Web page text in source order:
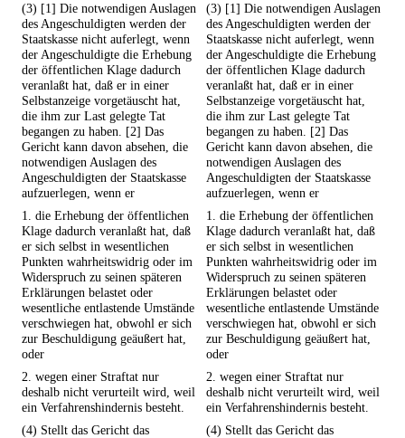
(3) [1] Die notwendigen Auslagen
des Angeschuldigten werden der
Staatskasse nicht auferlegt, wenn
der Angeschuldigte die Erhebung
der öffentlichen Klage dadurch
veranlaßt hat, daß er in einer
Selbstanzeige vorgetäuscht hat,
die ihm zur Last gelegte Tat
begangen zu haben. [2] Das
Gericht kann davon absehen, die
notwendigen Auslagen des
Angeschuldigten der Staatskasse
aufzuerlegen, wenn er
(3) [1] Die notwendigen Auslagen
des Angeschuldigten werden der
Staatskasse nicht auferlegt, wenn
der Angeschuldigte die Erhebung
der öffentlichen Klage dadurch
veranlaßt hat, daß er in einer
Selbstanzeige vorgetäuscht hat,
die ihm zur Last gelegte Tat
begangen zu haben. [2] Das
Gericht kann davon absehen, die
notwendigen Auslagen des
Angeschuldigten der Staatskasse
aufzuerlegen, wenn er
1. die Erhebung der öffentlichen
Klage dadurch veranlaßt hat, daß
er sich selbst in wesentlichen
Punkten wahrheitswidrig oder im
Widerspruch zu seinen späteren
Erklärungen belastet oder
wesentliche entlastende Umstände
verschwiegen hat, obwohl er sich
zur Beschuldigung geäußert hat,
oder
1. die Erhebung der öffentlichen
Klage dadurch veranlaßt hat, daß
er sich selbst in wesentlichen
Punkten wahrheitswidrig oder im
Widerspruch zu seinen späteren
Erklärungen belastet oder
wesentliche entlastende Umstände
verschwiegen hat, obwohl er sich
zur Beschuldigung geäußert hat,
oder
2. wegen einer Straftat nur
deshalb nicht verurteilt wird, weil
ein Verfahrenshindernis besteht.
2. wegen einer Straftat nur
deshalb nicht verurteilt wird, weil
ein Verfahrenshindernis besteht.
(4) Stellt das Gericht das
(4) Stellt das Gericht das